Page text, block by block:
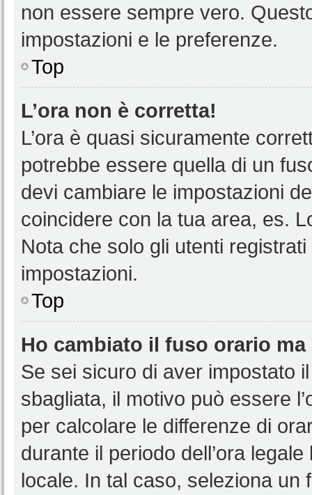
non essere sempre vero.
impostazioni e le preferenze.
Top
L’ora non è corretta!
L’ora è quasi sicuramente
potrebbe essere quella di un
devi cambiare le impostazioni
coincidere con la tua area, es.
Nota che solo gli utenti
impostazioni.
Top
Ho cambiato il fuso orario ma
Se sei sicuro di aver impostato
sbagliata, il motivo può essere
per calcolare le differenze di
durante il periodo dell’ora
locale. In tal caso, seleziona